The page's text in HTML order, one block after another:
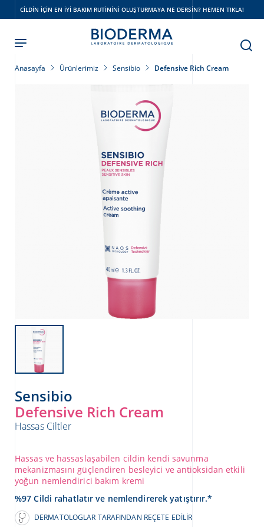
CILDIN IÇIN EN IYI BAKIM RUTININI OLUŞTURMAYA NE DERSIN? HEMEN TIKLA!
Anasayfa Ürünlerimiz Sensibio Defensive Rich Cream
Sensibio
Defensive Rich Cream
Hassas Ciltler
Hassas ve hassaslaşabilen cildin kendi savunma
mekanizmasını güçlendiren besleyici ve antioksidan etkili
yoğun nemlendirici bakım kremi
%97 Cildi rahatlatır ve nemlendirerek yatıştırır.*
DERMATOLOGLAR TARAFINDAN REÇETE EDILIR